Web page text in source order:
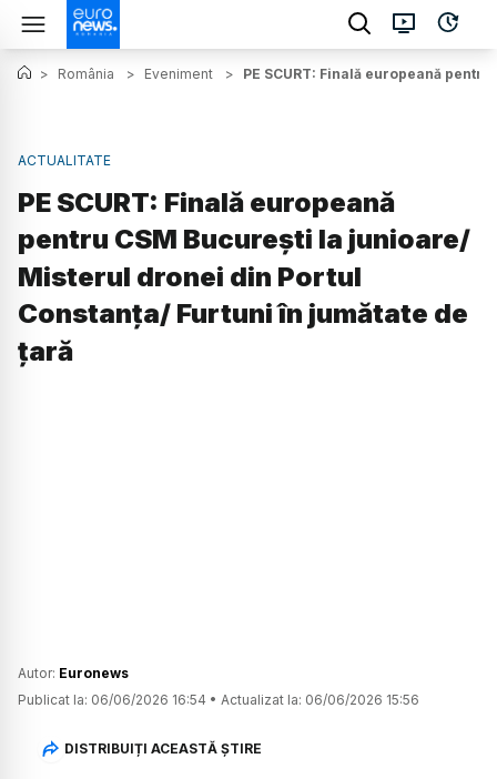
> România > Eveniment > PE SCURT: Finală europeană
ACTUALITATE
PE SCURT: Finală europeană
pentru CSM București la junioare/
Misterul dronei din Portul
Constanța/ Furtuni în jumătate de
țară
Autor: Euronews
Publicat la: 06/06/2026 16:54 • Actualizat la: 06/06/2026 15:56
DISTRIBUIȚI ACEASTĂ ȘTIRE